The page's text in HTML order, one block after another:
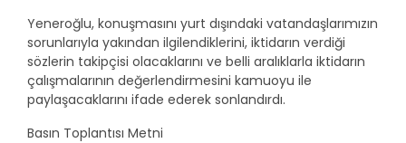
Yeneroğlu, konuşmasını yurt dışındaki vatandaşlarımızın
sorunlarıyla yakından ilgilendiklerini, iktidarın verdiği
sözlerin takipçisi olacaklarını ve belli aralıklarla iktidarın
çalışmalarının değerlendirmesini kamuoyu ile
paylaşacaklarını ifade ederek sonlandırdı.
Basın Toplantısı Metni